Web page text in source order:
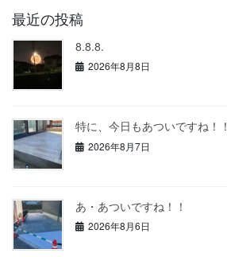
の
ペ
ー
ジ
り
最近の投稿
8.8.8.
2026年8月8日
特に、今日もあついですね！！
2026年8月7日
あ・あついですね！！
2026年8月6日